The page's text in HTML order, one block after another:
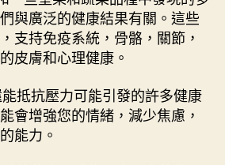
與廣泛的健康結果有關。這些
支持免疫系統，骨骼，關節，
皮膚和心理健康。
抵抗壓力可能引發的許多健康
會增強您的情緒，減少焦慮，
能力。